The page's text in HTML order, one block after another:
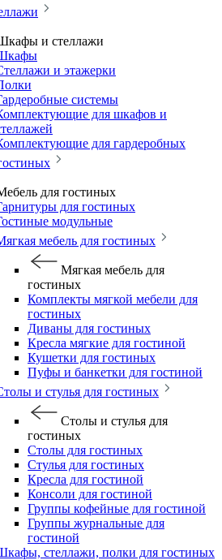
и стеллажи
и этажерки
системы
для шкафов и
для гардеробных
для гостиных
для гостиных
модульные
мебель для гостиных
Мягкая мебель для
гостиных
Комплекты мягкой мебели для
гостиных
Диваны для гостиных
Кресла мягкие для гостиной
Кушетки для гостиных
Пуфы и банкетки для гостиной
и стулья для гостиных
Столы и стулья для
гостиных
Столы для гостиных
Стулья для гостиных
Кресла для гостиной
Консоли для гостиной
Группы кофейные для гостиной
Группы журнальные для
гостиной
стеллажи, полки для гостиных